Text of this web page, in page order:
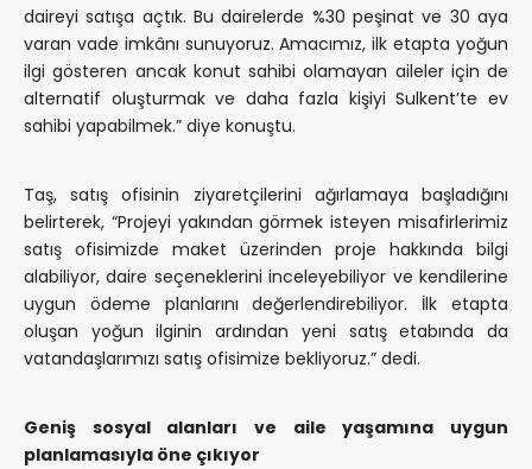
daireyi satışa açtık. Bu dairelerde %30 peşinat ve 30 aya
varan vade imkânı sunuyoruz. Amacımız, ilk etapta yoğun
ilgi gösteren ancak konut sahibi olamayan aileler için de
alternatif oluşturmak ve daha fazla kişiyi Sulkent’te ev
sahibi yapabilmek.” diye konuştu.
Taş, satış ofisinin ziyaretçilerini ağırlamaya başladığını
belirterek, “Projeyi yakından görmek isteyen misafirlerimiz
satış ofisimizde maket üzerinden proje hakkında bilgi
alabiliyor, daire seçeneklerini inceleyebiliyor ve kendilerine
uygun ödeme planlarını değerlendirebiliyor. İlk etapta
oluşan yoğun ilginin ardından yeni satış etabında da
vatandaşlarımızı satış ofisimize bekliyoruz.” dedi.
Geniş sosyal alanları ve aile yaşamına uygun
planlamasıyla öne çıkıyor